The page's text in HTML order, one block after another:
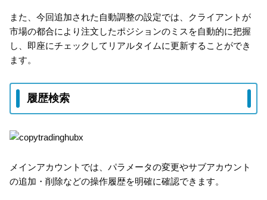
また、今回追加された自動調整の設定では、クライアントが
市場の都合により注文したポジションのミスを自動的に把握
し、即座にチェックしてリアルタイムに更新することができ
ます。
履歴検索
メインアカウントでは、パラメータの変更やサブアカウント
の追加・削除などの操作履歴を明確に確認できます。